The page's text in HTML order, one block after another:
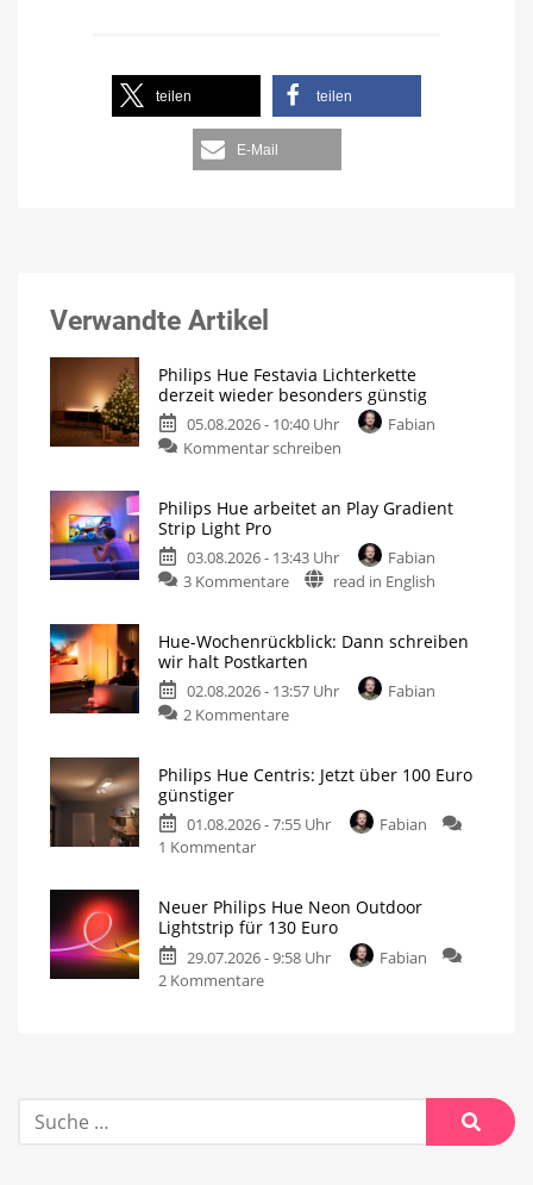
teilen teilen
E-Mail
Verwandte Artikel
Philips Hue Festavia Lichterkette
derzeit wieder besonders günstig
05.08.2026 - 10:40 Uhr
Fabian
Kommentar schreiben
Philips Hue arbeitet an Play Gradient
Strip Light Pro
03.08.2026 - 13:43 Uhr
Fabian
3 Kommentare
read in English
Hue-Wochenrückblick: Dann schreiben
wir halt Postkarten
02.08.2026 - 13:57 Uhr
Fabian
2 Kommentare
Philips Hue Centris: Jetzt über 100 Euro
günstiger
01.08.2026 - 7:55 Uhr
Fabian
1 Kommentar
Neuer Philips Hue Neon Outdoor
Lightstrip für 130 Euro
29.07.2026 - 9:58 Uhr
Fabian
2 Kommentare